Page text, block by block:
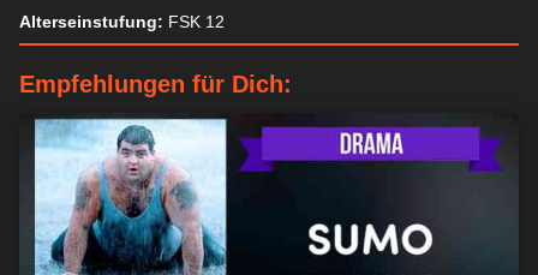
Alterseinstufung: FSK 12
Empfehlungen für Dich: